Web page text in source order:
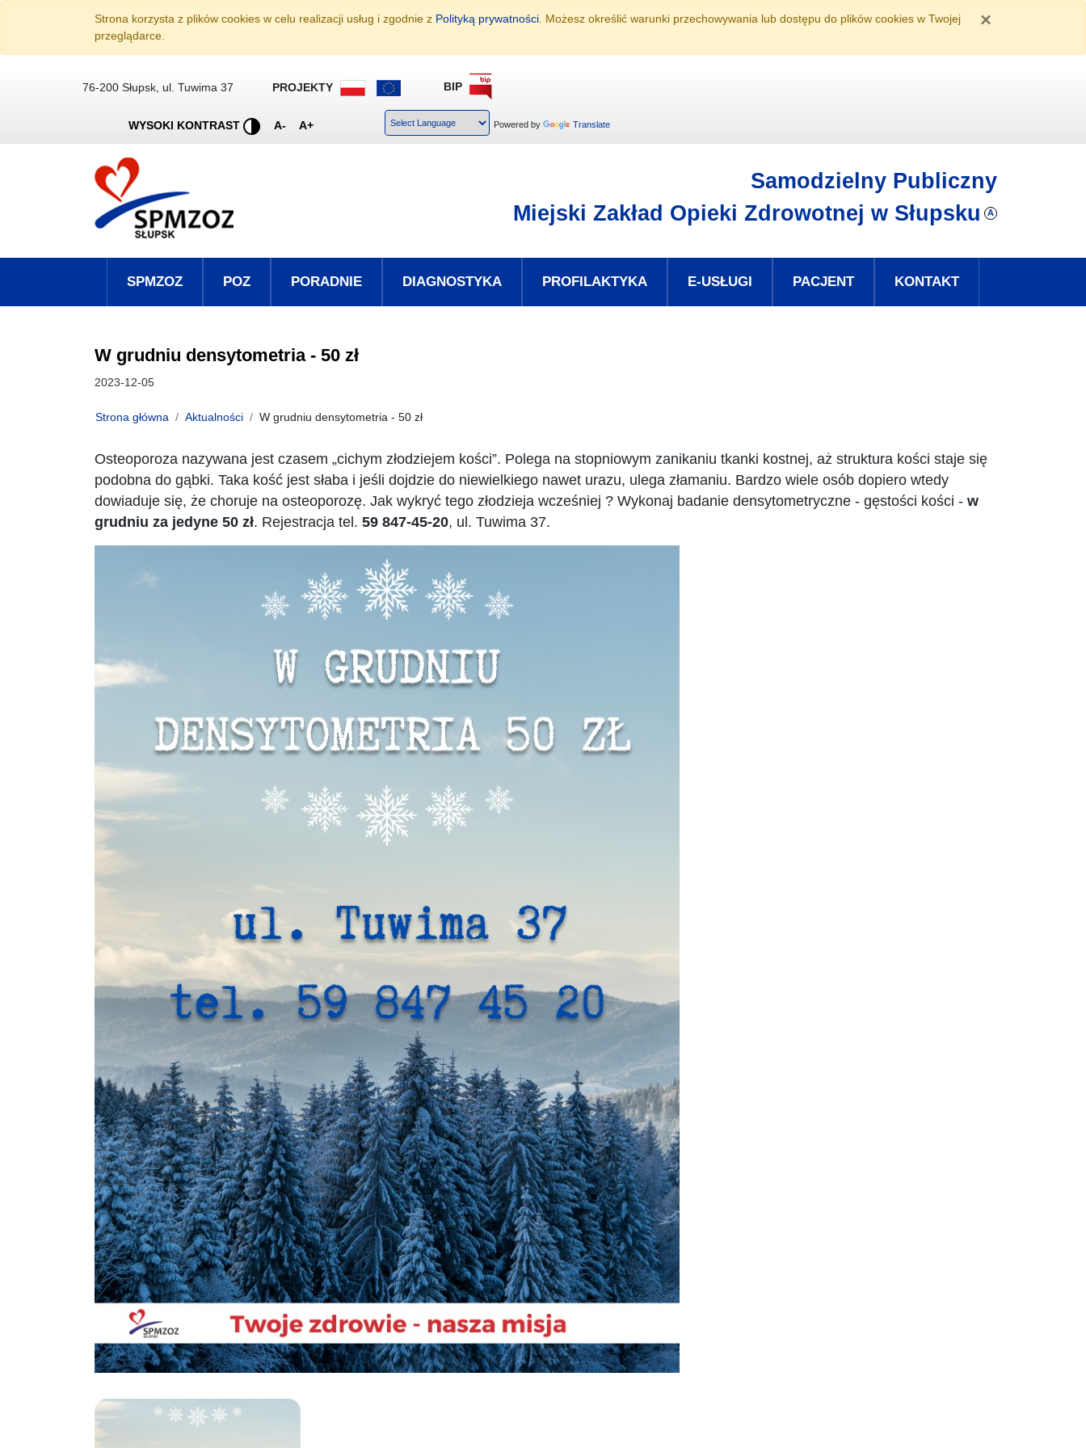
W grudniu densytometria - 50 zł ×
Strona korzysta z plików cookies w celu realizacji usług i zgodnie z Polityką prywatności . Możesz określić warunki przechowywania lub dostępu do plików cookies w Twojej
przeglądarce.
76-200 Słupsk, ul. Tuwima 37 PROJEKTY BIP
WYSOKI KONTRAST A-Pomniejsz tekst
A+Powiększ tekst Powered by Translate
Samodzielny Publiczny
Miejski Zakład Opieki Zdrowotnej w Słupsku A
SPMZOZ POZ PORADNIE DIAGNOSTYKA PROFILAKTYKA E-USŁUGI PACJENT KONTAKT
W grudniu densytometria - 50 zł
Data publikacji:
2023-12-05
Strona główna Aktualności W grudniu densytometria - 50 zł
Osteoporoza nazywana jest czasem „cichym złodziejem kości”. Polega na stopniowym zanikaniu tkanki kostnej, aż struktura kości staje się
podobna do gąbki. Taka kość jest słaba i jeśli dojdzie do niewielkiego nawet urazu, ulega złamaniu. Bardzo wiele osób dopiero wtedy
dowiaduje się, że choruje na osteoporozę. Jak wykryć tego złodzieja wcześniej ? Wykonaj badanie densytometryczne - gęstości kości - w
grudniu za jedyne 50 zł. Rejestracja tel. 59 847-45-20, ul. Tuwima 37.